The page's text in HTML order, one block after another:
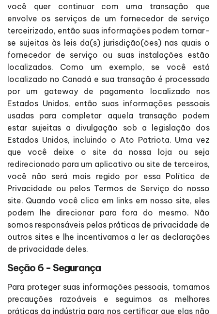
você quer continuar com uma transação que
envolve os serviços de um fornecedor de serviço
terceirizado, então suas informações podem tornar-
se sujeitas às leis da(s) jurisdição(ões) nas quais o
fornecedor de serviço ou suas instalações estão
localizados. Como um exemplo, se você está
localizado no Canadá e sua transação é processada
por um gateway de pagamento localizado nos
Estados Unidos, então suas informações pessoais
usadas para completar aquela transação podem
estar sujeitas a divulgação sob a legislação dos
Estados Unidos, incluindo o Ato Patriota. Uma vez
que você deixe o site da nossa loja ou seja
redirecionado para um aplicativo ou site de terceiros,
você não será mais regido por essa Política de
Privacidade ou pelos Termos de Serviço do nosso
site. Quando você clica em links em nosso site, eles
podem lhe direcionar para fora do mesmo. Não
somos responsáveis pelas práticas de privacidade de
outros sites e lhe incentivamos a ler as declarações
de privacidade deles.
Seção 6 - Segurança
Para proteger suas informações pessoais, tomamos
precauções razoáveis e seguimos as melhores
práticas da indústria para nos certificar que elas não